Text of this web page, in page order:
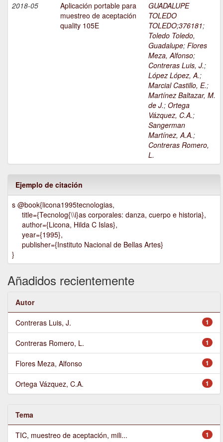
2018-05
Aplicación portable para
muestreo de aceptación
quality 105E
GUADALUPE
TOLEDO
TOLEDO;376181;
Toledo Toledo,
Guadalupe; Flores
Meza, Alfonso;
Contreras Luis, J.;
López López, A.;
Marcial Castillo, E.;
Martínez Baltazar, M.
de J.; Ortega
Vázquez, C.A.;
Sangerman
Martínez, A.A.;
Contreras Romero,
L.
Ejemplo de citación
s @book{licona1995tecnologias,
title={Tecnolog{\\i}as corporales: danza, cuerpo e historia},
author={Licona, Hilda C Islas},
year={1995},
publisher={Instituto Nacional de Bellas Artes}
}
Añadidos recientemente
Autor
1
Contreras Luis, J.
1
Contreras Romero, L.
1
Flores Meza, Alfonso
1
Ortega Vázquez, C.A.
Tema
1
TIC, muestreo de aceptación, mili...